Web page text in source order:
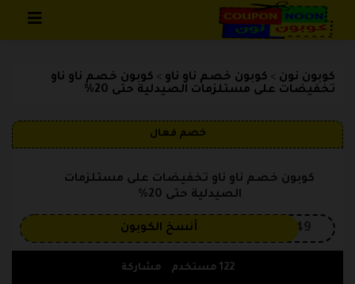
كوبون نون > كوبون خصم ناو ناو > كوبون خصم ناو ناو
تخفيضات على مستلزمات الصيدلية حتى 20%
خصم فعال
كوبون خصم ناو ناو تخفيضات على مستلزمات
الصيدلية حتى 20%
OP149 أنسخ الكوبون
122 مستخدم مشاركة